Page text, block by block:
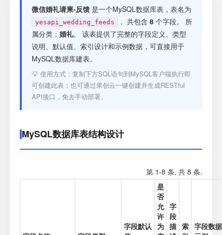
接口测试
微信婚礼请柬-反馈 是一个MySQL数据库表，表名为
yesapi_wedding_feeds ， 共包含 8 个字段。 所
属分类： 婚礼。 该表提供了完整的字段定义、类型
说明、默认值、索引设计和示例数据，可直接用于
MySQL数据库建表。
💡 使用方式：复制下方SQL语句到MySQL客户端执行即
可创建此表；也可通过果创云一键创建并生成RESTful
API接口，免去手动部署。
MySQL数据库表结构设计
第 1-8 条, 共 8 条.
字段默认
是
否
允
许
为
字
段
描 索 字段数据